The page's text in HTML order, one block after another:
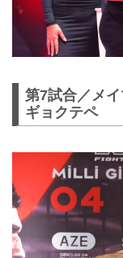
第7試合／メ
ギョクテペ